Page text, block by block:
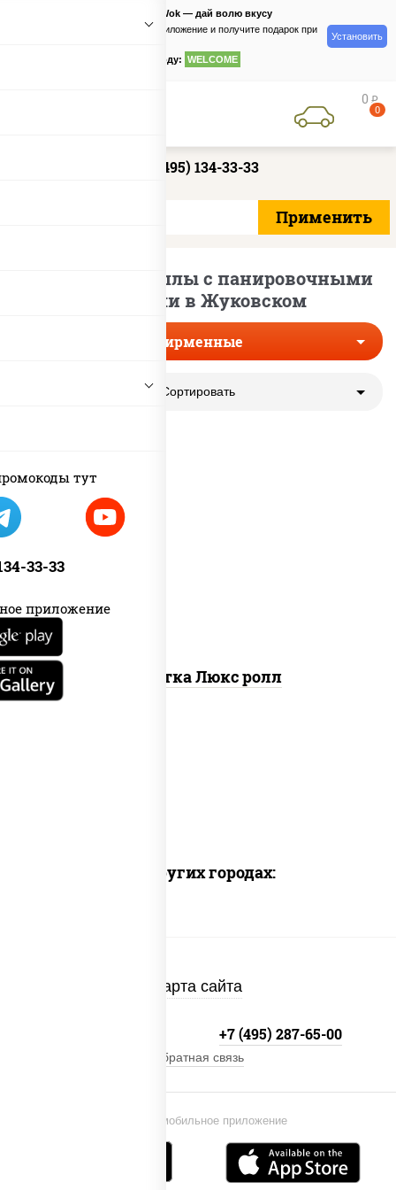
тут
33-33
приложение
PizzaSushiWok — дай волю вкусу
Скачайте приложение и получите подарок при
по промокоду: WELCOME
Установить
0 руб
0
+7 (495) 134-33-33
Фирменные роллы с панировочными
сухарями в Жуковском
Фирменные
Сортировать
креветки, рис, нори, майонез, икра
Креветка Люкс ролл
Доставка в других городах:
Карта сайта
Установи мобильное приложение
+7 (495) 287-65-00
Обратная связь